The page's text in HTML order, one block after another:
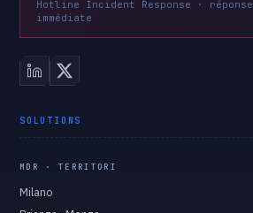
Hotline Incident Response · réponse
immédiate
SOLUTIONS
MDR · TERRITORI
Milano